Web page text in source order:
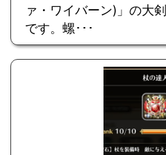
ァ・ワイバーン)」の大
です。螺･･･